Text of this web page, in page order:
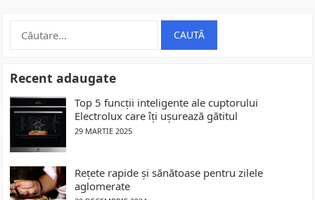
Caută
Recent adaugate
Top 5 funcții inteligente ale cuptorului
Electrolux care îți ușurează gătitul
29 MARTIE 2025
Rețete rapide și sănătoase pentru zilele
aglomerate